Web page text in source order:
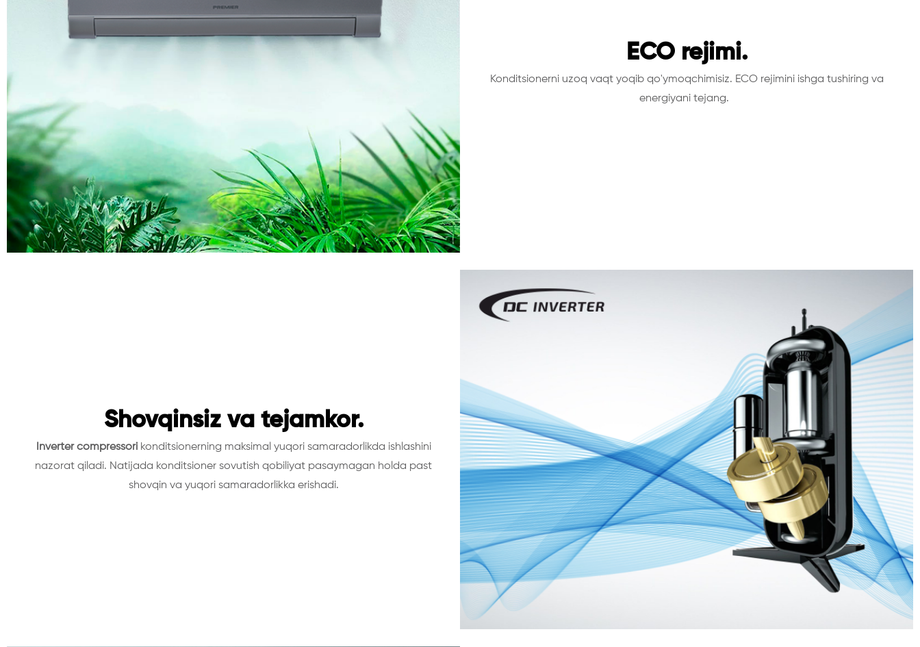
ECO rejimi.
Konditsionerni uzoq vaqt yoqib qo'ymoqchimisiz. ECO rejimini ishga tushiring va
energiyani tejang.
Shovqinsiz va tejamkor.
Inverter compressorikonditsionerning maksimal yuqori samaradorlikda ishlashini
nazorat qiladi. Natijada konditsioner sovutish qobiliyat pasaymagan holda past
shovqin va yuqori samaradorlikka erishadi.